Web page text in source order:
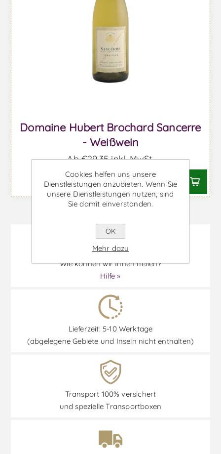
Domaine Hubert Brochard Sancerre
- Weißwein
Ab €29,35 inkl. MwSt.
Wie können wir Ihnen helfen?
Hilfe »
Lieferzeit: 5-10 Werktage
(abgelegene Gebiete und Inseln nicht enthalten)
Transport 100% versichert
und spezielle Transportboxen
Cookies helfen uns unsere
Dienstleistungen anzubieten. Wenn Sie
unsere Dienstleistungen nutzen, sind
Sie damit einverstanden.
OK
Mehr dazu